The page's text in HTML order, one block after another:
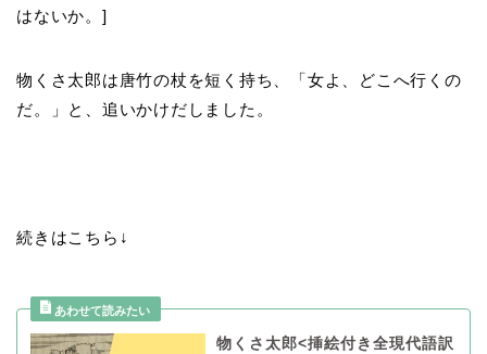
はないか。]
物くさ太郎は唐竹の杖を短く持ち、「女よ、どこへ行くの
だ。」と、追いかけだしました。
続きはこちら↓
物くさ太郎<挿絵付き全現代語訳